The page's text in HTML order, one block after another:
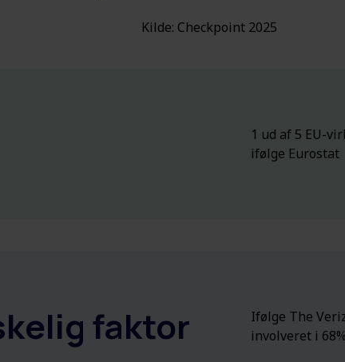
Kilde: Checkpoint 2025
1 ud af 5 EU-
ifølge Eurostat
faktor
Ifølge The
involveret i